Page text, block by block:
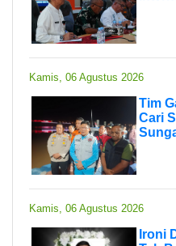
Kamis, 06 Agustus 2026
Tim
Cari
Kamis, 06 Agustus 2026
Ironi